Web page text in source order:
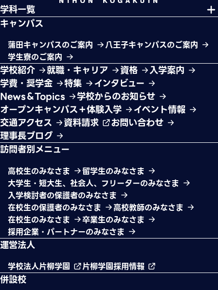
学科一覧
キャンパス
蒲田キャンパスのご案内
八王子キャンパスのご案内
学生寮のご案内
学校紹介 就職・キャリア 資格
入学案内
学費・奨学金
特集
インタビュー
News＆Topics
学校からのお知らせ
オープンキャンパス＋体験入学
イベント情報
交通アクセス
資料請求
お問い合わせ
理事長ブログ
訪問者別メニュー
高校生のみなさま
留学生のみなさま
大学生・短大生、社会人、フリーターのみなさま
入学検討者の保護者のみなさま
在校生の保護者のみなさま
高校教師のみなさま
在校生のみなさま
卒業生のみなさま
採用企業・パートナーのみなさま
運営法人
学校法人片柳学園 片柳学園採用情報
併設校